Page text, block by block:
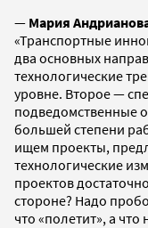
— Мария
«Транспортные
два основных
технологические
уровне. Второе —
подведомственные
большей степени
ищем проекты,
технологические
проектов
стороне? Надо
что «полетит», а что